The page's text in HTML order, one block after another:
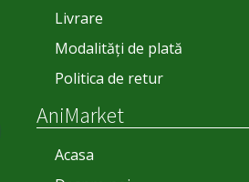
Livrare
Modalități de plată
Politica de retur
AniMarket
Acasa